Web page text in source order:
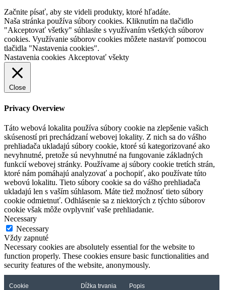
Začnite písať, aby ste videli produkty, ktoré hľadáte.
Naša stránka používa súbory cookies. Kliknutím na tlačidlo
"Akceptovať všetky" súhlasíte s využívaním všetkých súborov
cookies. Využívanie súborov cookies môžete nastaviť pomocou
tlačidla "Nastavenia cookies".
Nastavenia cookies Akceptovať všekty
Close
Privacy Overview
Táto webová lokalita používa súbory cookie na zlepšenie vašich
skúseností pri prechádzaní webovej lokality. Z nich sa do vášho
prehliadača ukladajú súbory cookie, ktoré sú kategorizované ako
nevyhnutné, pretože sú nevyhnutné na fungovanie základných
funkcií webovej stránky. Používame aj súbory cookie tretích strán,
ktoré nám pomáhajú analyzovať a pochopiť, ako používate túto
webovú lokalitu. Tieto súbory cookie sa do vášho prehliadača
ukladajú len s vaším súhlasom. Máte tiež možnosť tieto súbory
cookie odmietnuť. Odhlásenie sa z niektorých z týchto súborov
cookie však môže ovplyvniť vaše prehliadanie.
Necessary
Necessary
Vždy zapnuté
Necessary cookies are absolutely essential for the website to
function properly. These cookies ensure basic functionalities and
security features of the website, anonymously.
Cookie Dĺžka trvania Popis